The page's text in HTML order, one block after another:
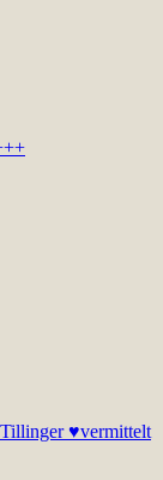
♥vermittelt